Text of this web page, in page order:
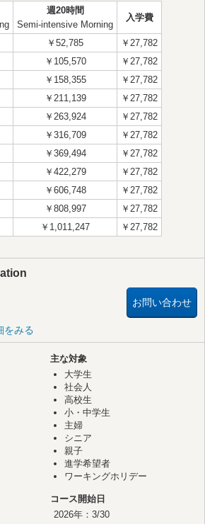
週20時間
Semi-intensive Morning
入学費
￥52,785
￥27,782
￥105,570
￥27,782
￥158,355
￥27,782
￥211,139
￥27,782
￥263,924
￥27,782
￥316,709
￥27,782
￥369,494
￥27,782
￥422,279
￥27,782
￥606,748
￥27,782
￥808,997
￥27,782
￥1,011,247 ￥27,782
お問い合わせ
をみる
主な対象
大学生
社会人
高校生
小・中学生
主婦
シニア
親子
進学希望者
ワーキングホリデー
コース開始日
2026年： 3/30